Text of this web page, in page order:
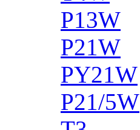
P13W
P21W
PY21W
P21/5W